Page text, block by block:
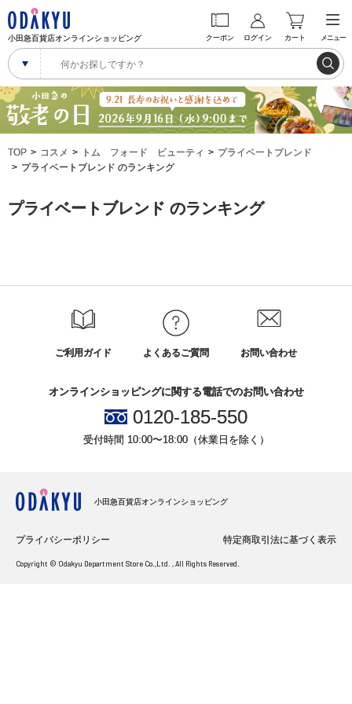
小田急百貨店オンラインショッピング クーポン ログイン カート メニュー
TOP コスメ トム フォード ビューティ
プライベートブレンド
プライベートブレンド のランキング
プライベートブレンド のランキング
ご利用ガイド よくあるご質問 お問い合わせ
オンラインショッピングに関する電話でのお問い合わせ
0120-185-550
受付時間 10:00〜18:00（休業日を除く）
小田急百貨店オンラインショッピング
プライバシーポリシー 特定商取引法に基づく表示
Copyright © Odakyu Department Store Co.,Ltd. , All Rights Reserved.